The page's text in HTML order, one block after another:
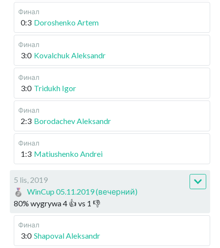
Финал
0:3 Doroshenko Artem
Финал
3:0 Kovalchuk Aleksandr
Финал
3:0 Tridukh Igor
Финал
2:3 Borodachev Aleksandr
Финал
1:3 Matiushenko Andrei
5 lis, 2019
WinCup 05.11.2019 (вечерний)
80% wygrywa4 👍 vs 1 👎
Финал
3:0 Shapoval Aleksandr